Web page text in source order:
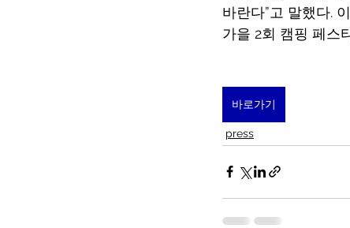
바란다”고 말했다.
가을 2회 캠핑 페스
바로가기
press